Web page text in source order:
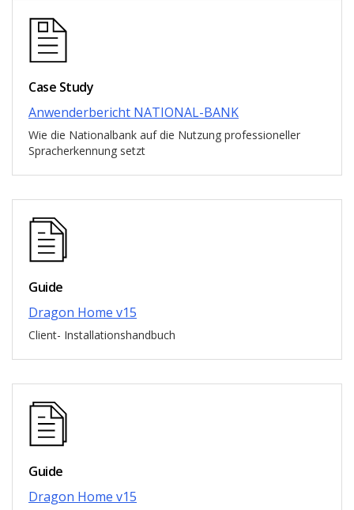
Case Study
Anwenderbericht NATIONAL-BANK
Wie die Nationalbank auf die Nutzung professioneller
Spracherkennung setzt
Guide
Dragon Home v15
Client- Installationshandbuch
Guide
Dragon Home v15